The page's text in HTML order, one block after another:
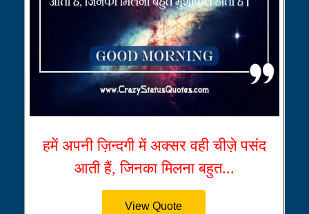
हमें अपनी ज़िन्दगी में अक्सर वही चीज़े पसंद
आती हैं, जिनका मिलना बहुत...
View Quote